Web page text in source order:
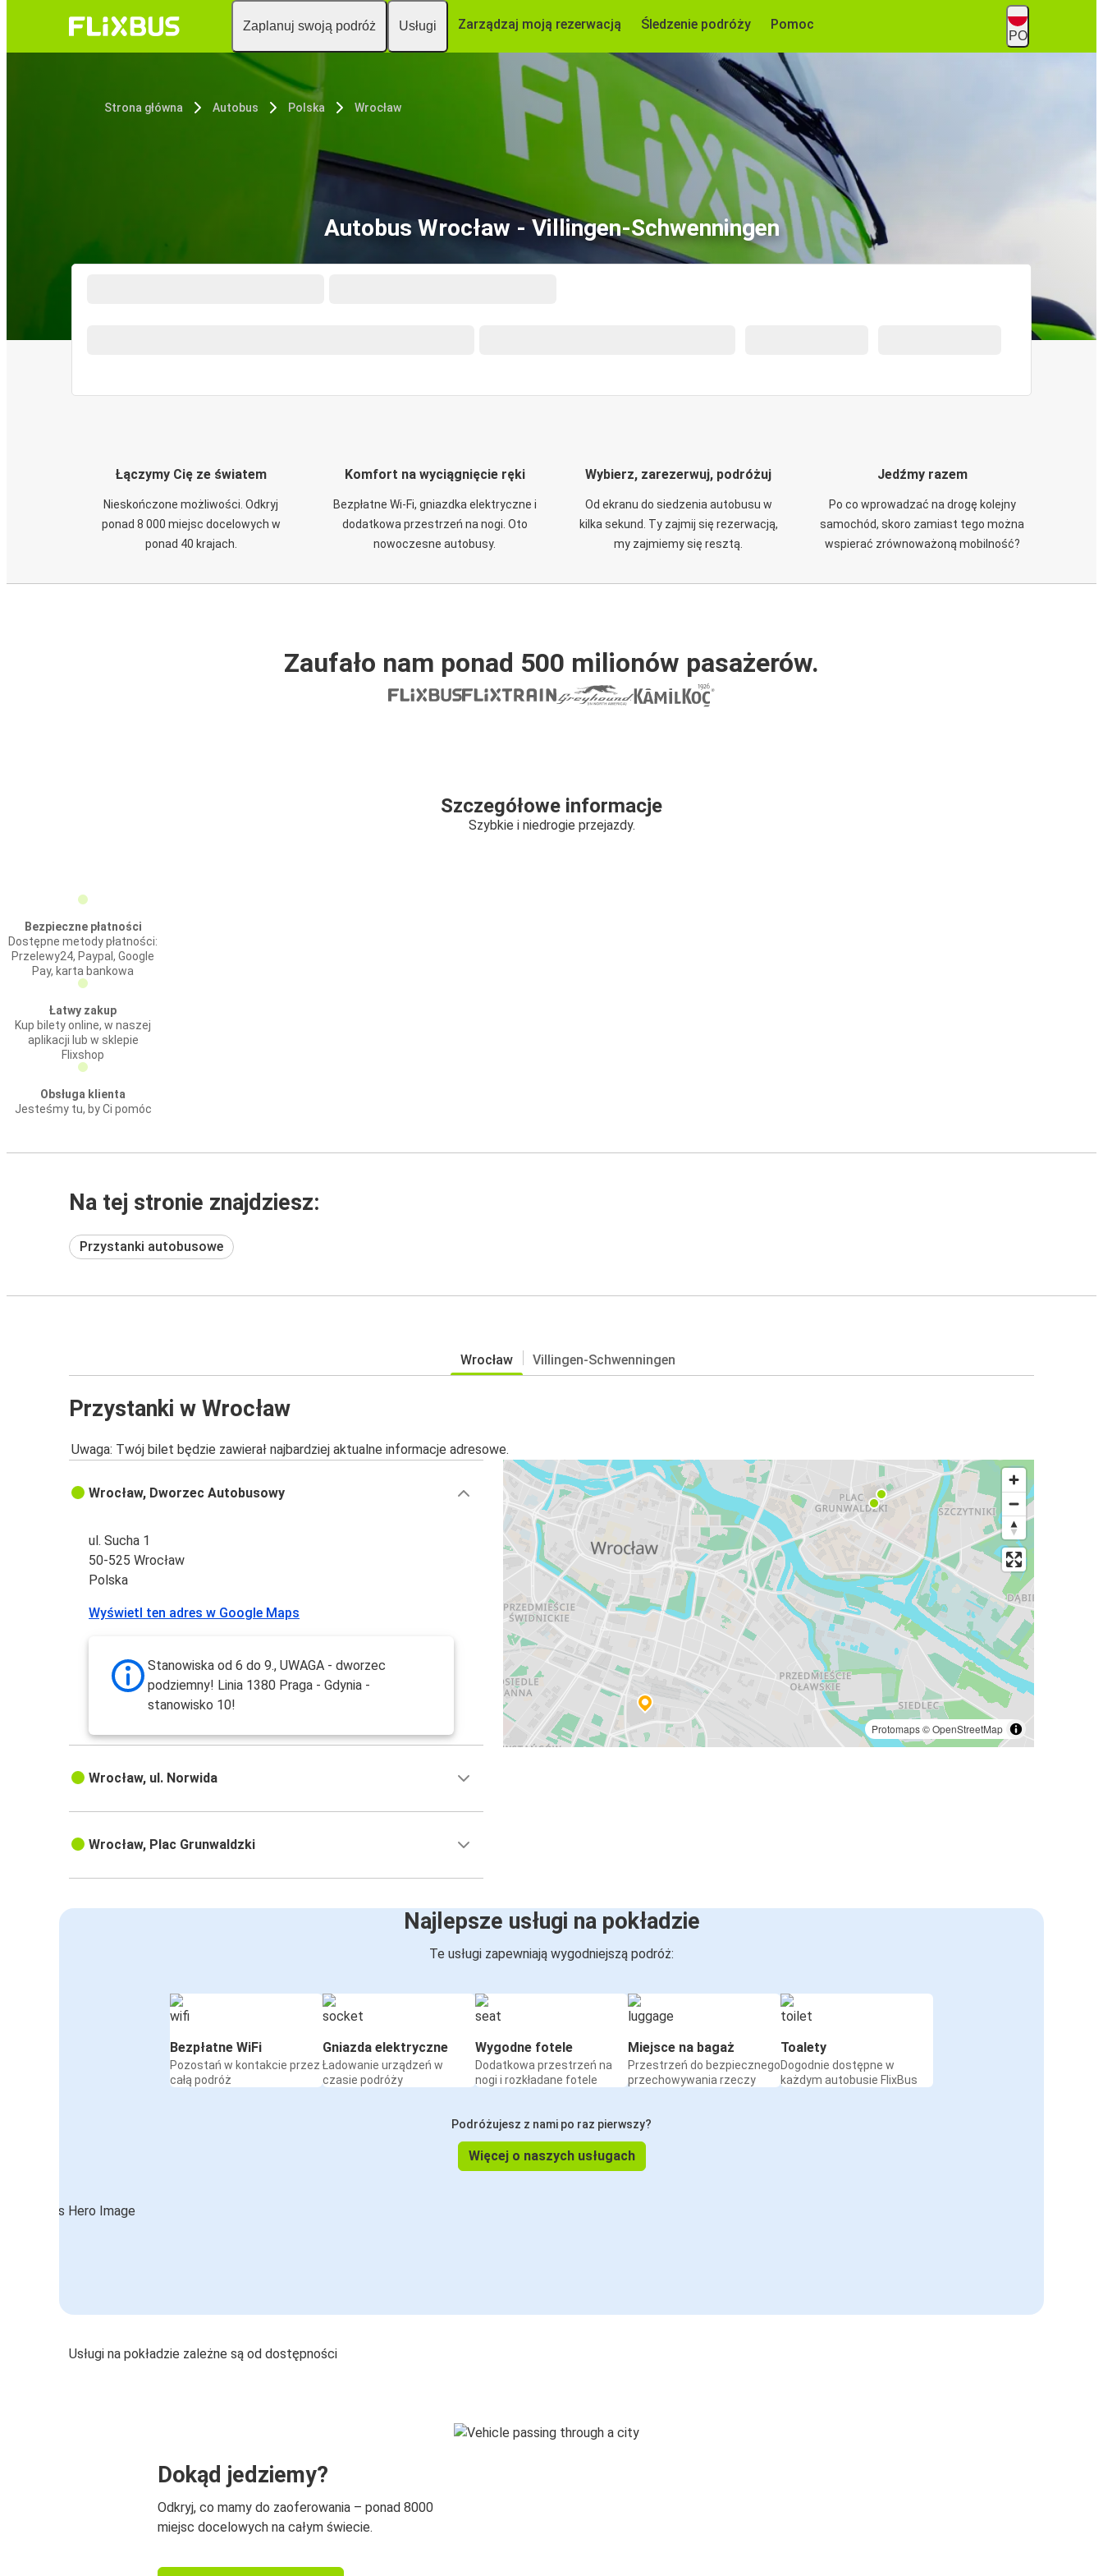
Zaplanuj swoją podróż Usługi Zarządzaj moją rezerwacją Śledzenie podróży Pomoc
PO
Strona główna Autobus Polska Wrocław
Autobus Wrocław - Villingen-Schwenningen
Łączymy Cię ze światem
Nieskończone możliwości. Odkryj
ponad 8 000 miejsc docelowych w
ponad 40 krajach.
Komfort na wyciągnięcie ręki
Bezpłatne Wi-Fi, gniazdka elektryczne i
dodatkowa przestrzeń na nogi. Oto
nowoczesne autobusy.
Wybierz, zarezerwuj, podróżuj
Od ekranu do siedzenia autobusu w
kilka sekund. Ty zajmij się rezerwacją,
my zajmiemy się resztą.
Jedźmy razem
Po co wprowadzać na drogę kolejny
samochód, skoro zamiast tego można
wspierać zrównoważoną mobilność?
Zaufało nam ponad 500 milionów pasażerów.
Szczegółowe informacje
Szybkie i niedrogie przejazdy.
Bezpieczne płatności
Dostępne metody płatności:
Przelewy24, Paypal, Google
Pay, karta bankowa
Łatwy zakup
Kup bilety online, w naszej
aplikacji lub w sklepie
Flixshop
Obsługa klienta
Jesteśmy tu, by Ci pomóc
Na tej stronie znajdziesz:
Przystanki autobusowe
Wrocław Villingen-Schwenningen
Przystanki w Wrocław
Uwaga: Twój bilet będzie zawierał najbardziej aktualne informacje adresowe.
Protomaps©OpenStreetMap
Wrocław, Dworzec Autobusowy
ul. Sucha 1
50-525 Wrocław
Polska
Wyświetl ten adres w Google Maps
Stanowiska od 6 do 9., UWAGA - dworzec
podziemny! Linia 1380 Praga - Gdynia -
stanowisko 10!
Wrocław, ul. Norwida
Wrocław, Plac Grunwaldzki
Najlepsze usługi na pokładzie
Te usługi zapewniają wygodniejszą podróż:
Bezpłatne WiFi
Pozostań w kontakcie przez
całą podróż
Gniazda elektryczne
Ładowanie urządzeń w
czasie podróży
Wygodne fotele
Dodatkowa przestrzeń na
nogi i rozkładane fotele
Miejsce na bagaż
Przestrzeń do bezpiecznego
przechowywania rzeczy
Toalety
Dogodnie dostępne w
każdym autobusie FlixBus
Podróżujesz z nami po raz pierwszy?
Więcej o naszych usługach
Usługi na pokładzie zależne są od dostępności
Dokąd jedziemy?
Odkryj, co mamy do zaoferowania – ponad 8000
miejsc docelowych na całym świecie.